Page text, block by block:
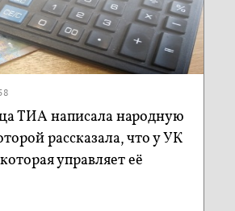
ТИА написала народную
рассказала, что у УК
управляет её